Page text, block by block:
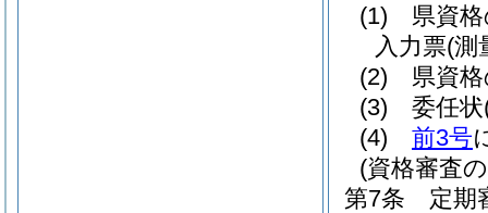
(1)
県資
入力票(測
(2)
県資
(3)
委任状
(4)
前3号
(資格審査
第7条
定期